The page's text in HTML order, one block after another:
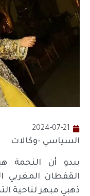
2024-07-21
السياسي -وكالات
يبدو أن النجمة
القفطان المغربي
ذهبي مبهر لناحية